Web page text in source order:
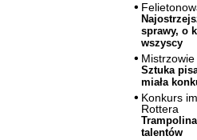
sprawy, o
wszyscy
Sztuka
miała
Konkurs
Rottera
talentów